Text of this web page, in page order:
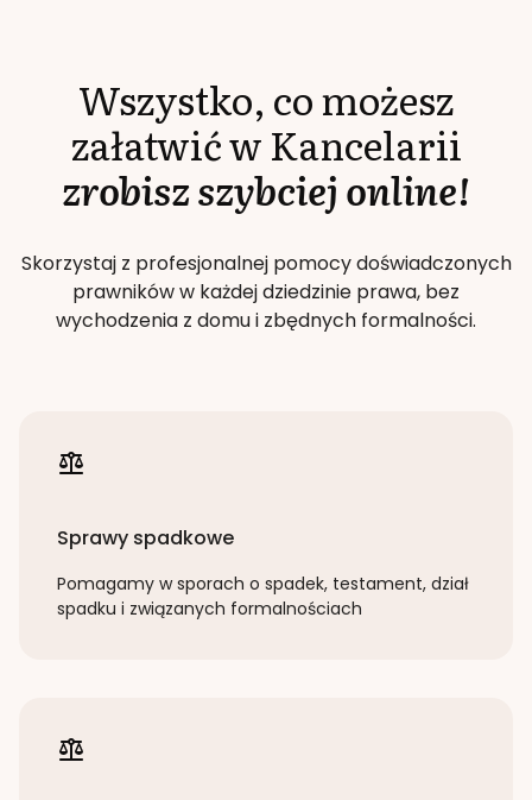
Wszystko, co możesz
załatwić w Kancelarii
zrobisz szybciej online!
Skorzystaj z profesjonalnej pomocy doświadczonych
prawników w każdej dziedzinie prawa, bez
wychodzenia z domu i zbędnych formalności.
Sprawy spadkowe
Pomagamy w sporach o spadek, testament, dział
spadku i związanych formalnościach